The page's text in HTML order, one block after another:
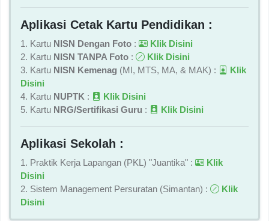
Aplikasi Cetak Kartu Pendidikan :
1. Kartu NISN Dengan Foto :
Klik Disini
2. Kartu NISN TANPA Foto :
Klik Disini
3. Kartu NISN Kemenag (MI, MTS, MA, & MAK) :
Klik
Disini
4. Kartu NUPTK :
Klik Disini
5. Kartu NRG/Sertifikasi Guru : Klik Disini
Aplikasi Sekolah :
1. Praktik Kerja Lapangan (PKL) "Juantika" :
Klik
Disini
2. Sistem Management Persuratan (Simantan) :
Klik
Disini